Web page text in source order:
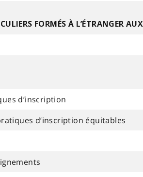
FORMÉS À L’ÉTRANGER
d’inscription
d’inscription équitables